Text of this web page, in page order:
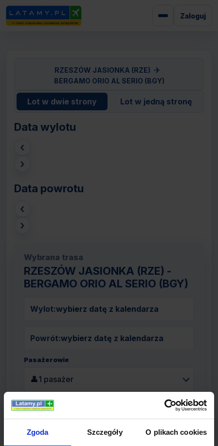
Zgoda Szczegóły O plikach cookies
Zaloguj
RZESZÓW JASIONKA (RZE) ✈
BERGAMO ORIO AL SERIO (BGY)
Lot w dwie strony Lot w jedną stronę
Data wylotu
‹
›
Data powrotu
‹
›
Wybrana trasa
RZESZÓW JASIONKA (RZE) -
BERGAMO ORIO AL SERIO (BGY)
Wylot:wybierz datę z kalendarza
Powrót:wybierz datę z kalendarza
Pasażerowie
👤1 pasażer